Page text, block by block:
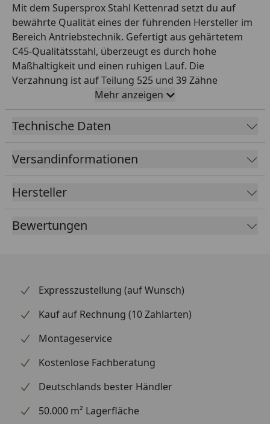
Mit dem Supersprox Stahl Kettenrad setzt du auf
bewährte Qualität eines der führenden Hersteller im
Bereich Antriebstechnik. Gefertigt aus gehärtetem
C45-Qualitätsstahl, überzeugt es durch hohe
Maßhaltigkeit und einen ruhigen Lauf. Die
Verzahnung ist auf Teilung 525 und 39 Zähne
ausgelegt und passt damit exakt zur entsprechenden
Kette. Mit einem Innendurchmesser von 100,0 mm
und einem Lochkreis von 124,0 mm (6-Loch)
Das Kettenrad ist in der Farbe Schwarz ansprechend
gestaltet und wertet die Optik deines Hinterrads
gleichmäßigen Verschleiß und eine lange Standzeit
des gesamten Antriebs. Supersprox zählt weltweit zu
den renommiertesten Marken für Kettenräder und
Mehr anzeigen
Technische Daten
Versandinformationen
Hersteller
Bewertungen
Expresszustellung (auf Wunsch)
Kauf auf Rechnung (10 Zahlarten)
Montageservice
Kostenlose Fachberatung
Deutschlands bester Händler
50.000 m² Lagerfläche